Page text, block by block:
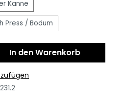
Kanne
Press / Bodum
In den Warenkorb